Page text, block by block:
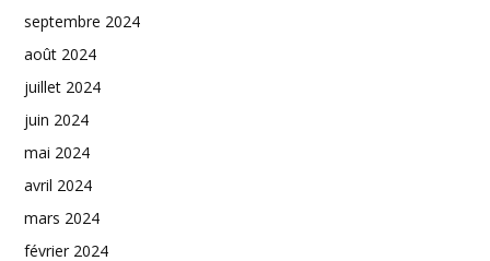
septembre 2024
août 2024
juillet 2024
juin 2024
mai 2024
avril 2024
mars 2024
février 2024